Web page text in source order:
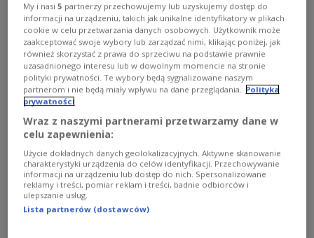
Donald Tusk i Keir Starmer
Traktat Polski i Wielkiej Brytanii ma wzmocnić
bezpieczeństwo Europy
My i nasi5 partnerzy przechowujemy lub uzyskujemy dostęp do
informacji na urządzeniu, takich jak unikalne identyfikatory w plikach
cookie w celu przetwarzania danych osobowych. Użytkownik może
zaakceptować swoje wybory lub zarządzać nimi, klikając poniżej, jak
również skorzystać z prawa do sprzeciwu na podstawie prawnie
uzasadnionego interesu lub w dowolnym momencie na stronie
polityki prywatności. Te wybory będą sygnalizowane naszym
partnerom i nie będą miały wpływu na dane przeglądania. Polityka
prywatności
Wraz z naszymi partnerami przetwarzamy dane w
celu zapewnienia:
Użycie dokładnych danych geolokalizacyjnych. Aktywne skanowanie
charakterystyki urządzenia do celów identyfikacji. Przechowywanie
informacji na urządzeniu lub dostęp do nich. Spersonalizowane
reklamy i treści, pomiar reklam i treści, badnie odbiorców i
ulepszanie usług.
Lista partnerów (dostawców)